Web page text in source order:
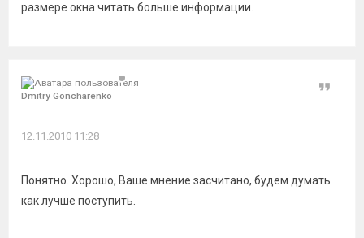
размере окна читать больше информации.
Dmitry Goncharenko
Цитата
12.11.2010 11:28
Понятно. Хорошо, Ваше мнение засчитано, будем думать
как лучше поступить.